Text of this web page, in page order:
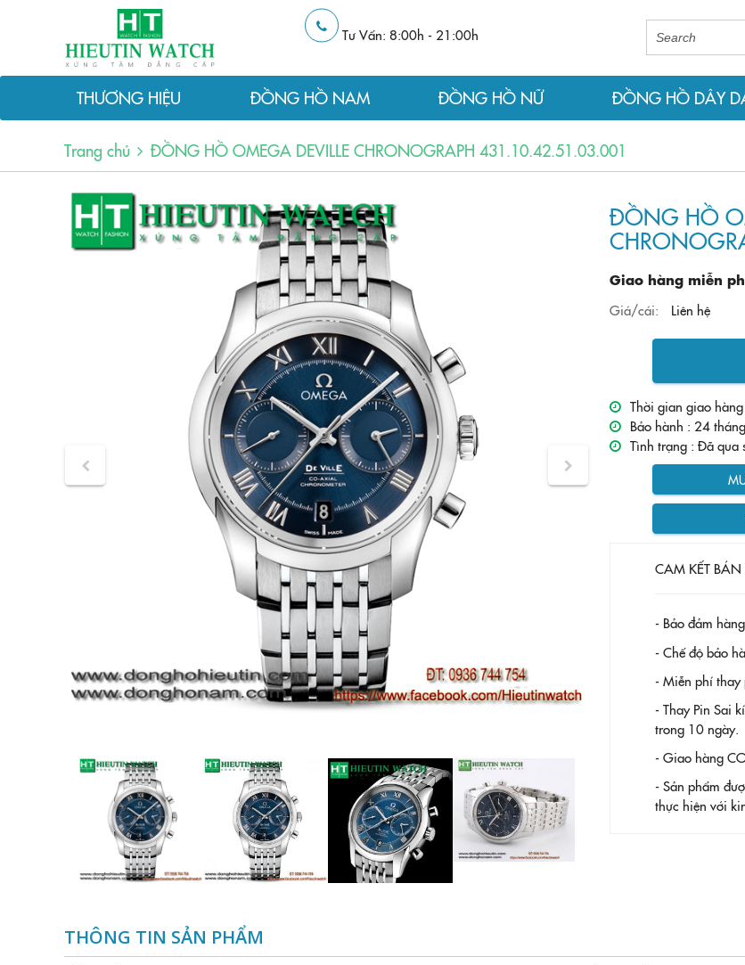
Tư Vấn: 8:00h - 21:00h
THƯƠNG HIỆU ĐỒNG HỒ NAM ĐỒNG HỒ NỮ ĐỒNG HỒ DÂY
Trang chủ ĐỒNG HỒ OMEGA DEVILLE CHRONOGRAPH 431.10.42.51.03.001
ĐỒNG HỒ
Giao hàng miễn
Giá/cái:
Liên hệ
Thời gian giao
Bảo hành : 24 tháng
Tình trạng : Đã qua
CAM KẾT
- Bảo đảm
- Chế độ bảo
- Miễn phí thay
- Thay Pin Sai
trong 10 ngày.
- Giao hàng
- Sản phẩm
thực hiện với
THÔNG TIN SẢN PHẨM